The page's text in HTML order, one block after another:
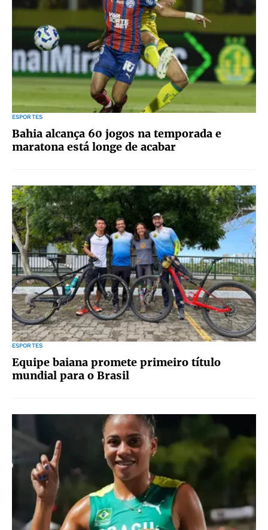
ESPORTES
Bahia alcança 60 jogos na temporada e
maratona está longe de acabar
ESPORTES
Equipe baiana promete primeiro título
mundial para o Brasil